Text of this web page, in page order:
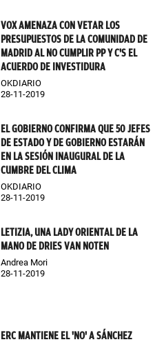
VOX AMENAZA CON VETAR LOS
PRESUPUESTOS DE LA COMUNIDAD DE
MADRID AL NO CUMPLIR PP Y C'S EL
ACUERDO DE INVESTIDURA
OKDIARIO
28-11-2019
EL GOBIERNO CONFIRMA QUE 50 JEFES
DE ESTADO Y DE GOBIERNO ESTARÁN
EN LA SESIÓN INAUGURAL DE LA
CUMBRE DEL CLIMA
OKDIARIO
28-11-2019
LETIZIA, UNA LADY ORIENTAL DE LA
MANO DE DRIES VAN NOTEN
Andrea Mori
28-11-2019
ERC MANTIENE EL 'NO' A SÁNCHEZ